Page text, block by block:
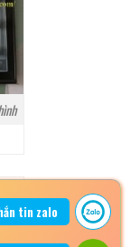
tin zalo